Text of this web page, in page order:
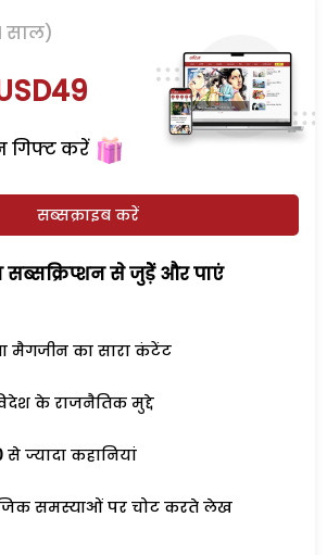
साल)
गिफ्ट करें
सब्सक्राइब करें
सब्सक्रिप्शन से जुड़ेें और पाएं
मैगजीन का सारा कंटेंट
के राजनैतिक मुद्दे
से ज्यादा कहानियां
समस्याओं पर चोट करते लेख